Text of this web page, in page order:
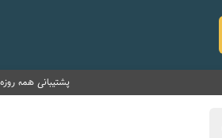
پشتیبانی همه روزه از